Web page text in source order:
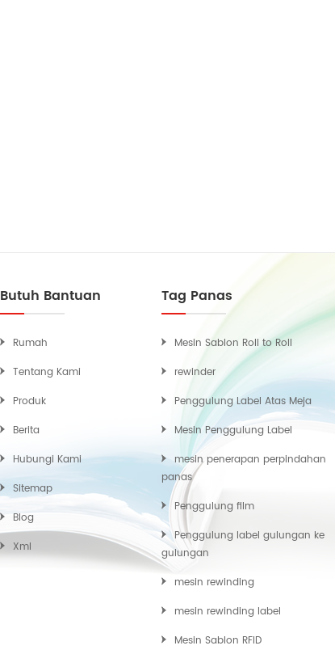
Butuh Bantuan
Rumah
Tentang Kami
Produk
Berita
Hubungi Kami
Sitemap
Blog
Xml
Tag Panas
Mesin Sablon Roll to Roll
rewinder
Penggulung Label Atas Meja
Mesin Penggulung Label
mesin penerapan perpindahan
panas
Penggulung film
Penggulung label gulungan ke
gulungan
mesin rewinding
mesin rewinding label
Mesin Sablon RFID